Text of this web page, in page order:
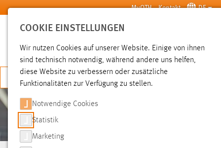
Zum Hauptinhalt springen MyOTH Kontakt DE
SUCHE
JETZT BEWERBEN
COOKIE EINSTELLUNGEN
Wir nutzen Cookies auf unserer Website. Einige von ihnen
sind technisch notwendig, während andere uns helfen,
diese Website zu verbessern oder zusätzliche
Funktionalitäten zur Verfügung zu stellen.
Notwendige Cookies
Statistik
Marketing